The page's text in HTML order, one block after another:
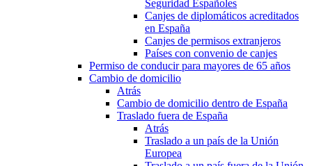
Seguridad Españoles
Canjes de diplomáticos acreditados
en España
Canjes de permisos extranjeros
Países con convenio de canjes
Permiso de conducir para mayores de 65 años
Cambio de domicilio
Atrás
Cambio de domicilio dentro de España
Traslado fuera de España
Atrás
Traslado a un país de la Unión
Europea